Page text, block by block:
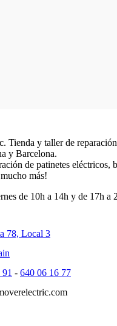
Tienda y taller de
y Barcelona.
de patinetes eléctricos,
más!
de 10h a 14h y de 17h a
78, Local 3
- 640 06 16 77